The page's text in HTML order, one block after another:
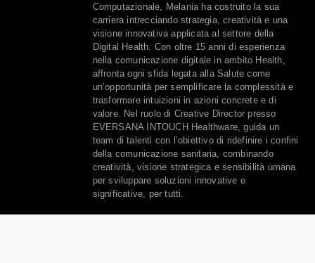
Computazionale, Melania ha costruito la sua
carriera intrecciando strategia, creatività e una
visione innovativa applicata al settore della
Digital Health. Con oltre 15 anni di esperienza
nella comunicazione digitale in ambito Health,
affronta ogni sfida legata alla Salute come
un’opportunità per semplificare la complessità e
trasformare intuizioni in azioni concrete e di
valore. Nel ruolo di Creative Director presso
EVERSANA INTOUCH Healthware, guida un
team di talenti con l’obiettivo di ridefinire i confini
della comunicazione sanitaria, combinando
creatività, visione strategica e sensibilità umana
per sviluppare soluzioni innovative e
significative, per tutti.